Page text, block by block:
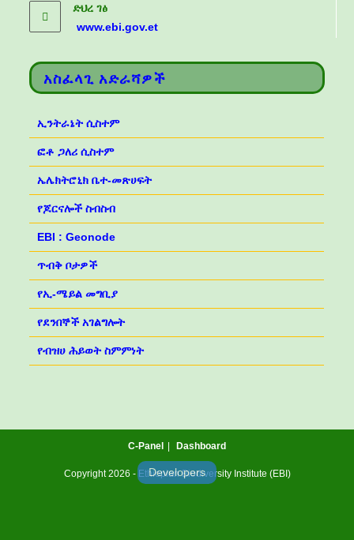
Developers
ድህረ ገፅ
www.ebi.gov.et
አስፈላጊ አድራሻዎች
ኢንትራኔት ሲስተም
ፎቶ ጋለሪ ሲስተም
ኤሌክትሮኒክ ቤተ-መጽሀፍት
የጆርናሎች ስብስብ
EBI : Geonode
ጥብቅ ቦታዎች
የኢ-ሜይል መግቢያ
የደንበኞች አገልግሎት
የብዝሀ ሕይወት ስምምነት
C-Panel Dashboard
Copyright 2026 - Ethiopian Biodiversity Institute (EBI)